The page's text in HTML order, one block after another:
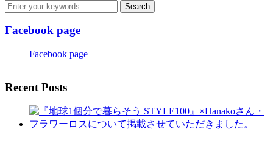
Facebook page
Facebook page
Recent Posts